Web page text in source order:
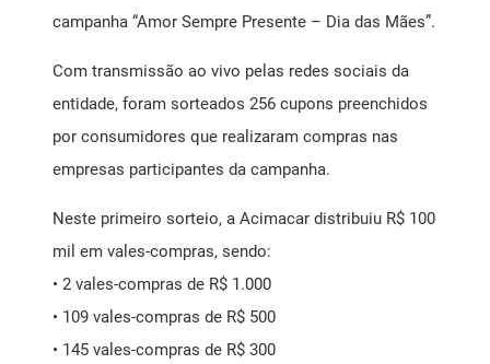
campanha “Amor Sempre Presente – Dia das Mães”.
Com transmissão ao vivo pelas redes sociais da
entidade, foram sorteados 256 cupons preenchidos
por consumidores que realizaram compras nas
empresas participantes da campanha.
Neste primeiro sorteio, a Acimacar distribuiu R$ 100
mil em vales-compras, sendo:
• 2 vales-compras de R$ 1.000
• 109 vales-compras de R$ 500
• 145 vales-compras de R$ 300